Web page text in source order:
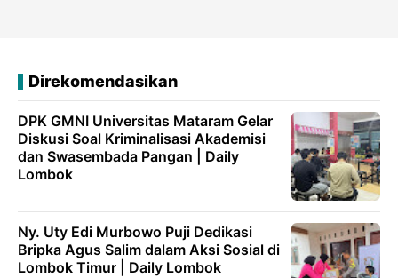
Direkomendasikan
DPK GMNI Universitas Mataram Gelar
Diskusi Soal Kriminalisasi Akademisi
dan Swasembada Pangan | Daily
Lombok
Ny. Uty Edi Murbowo Puji Dedikasi
Bripka Agus Salim dalam Aksi Sosial di
Lombok Timur | Daily Lombok